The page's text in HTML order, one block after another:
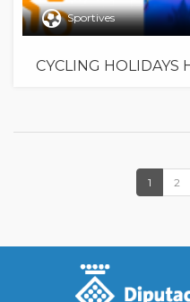
Sportives
CYCLING HOLIDAYS
1 2